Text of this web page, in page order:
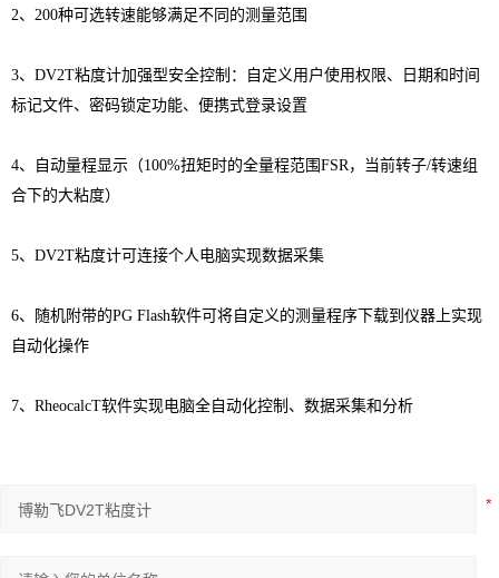
2、200种可选转速能够满足不同的测量范围
3、DV2T粘度计加强型安全控制：自定义用户使用权限、日期和时间
标记文件、密码锁定功能、便携式登录设置
4、自动量程显示（100%扭矩时的全量程范围FSR，当前转子/转速组
合下的大粘度）
5、DV2T粘度计可连接个人电脑实现数据采集
6、随机附带的PG Flash软件可将自定义的测量程序下载到仪器上实现
自动化操作
7、RheocalcT软件实现电脑全自动化控制、数据采集和分析